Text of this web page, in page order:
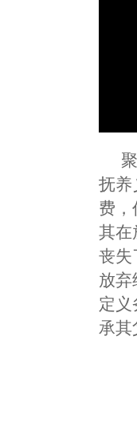
抚
费
其在
丧失
放
定
承其